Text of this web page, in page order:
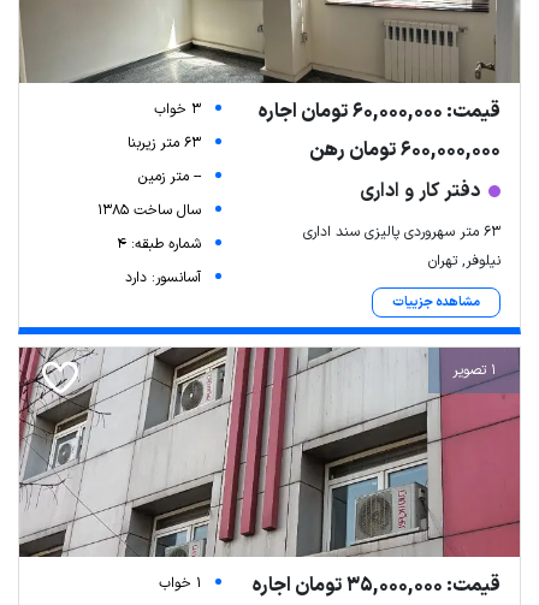
قیمت: 60,000,000 تومان اجاره
600,000,000 تومان رهن
دفتر کار و اداری
۶۳ متر سهروردی پالیزی سند اداری
نیلوفر, تهران
مشاهده جزییات
3 خواب
63 متر زیربنا
-- متر زمین
سال ساخت 1385
شماره طبقه: 4
آسانسور: دارد
1 تصویر
قیمت: 35,000,000 تومان اجاره
1 خواب